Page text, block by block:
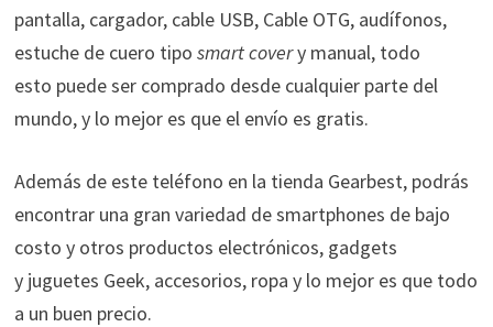
pantalla, cargador, cable USB, Cable OTG, audífonos,
estuche de cuero tipo smart covery manual, todo
esto puede ser comprado desde cualquier parte del
mundo, y lo mejor es que el envío es gratis.
Además de este teléfono en la tienda Gearbest, podrás
encontrar una gran variedad de smartphones de bajo
costo y otros productos electrónicos, gadgets
y juguetes Geek, accesorios, ropa y lo mejor es que todo
a un buen precio.